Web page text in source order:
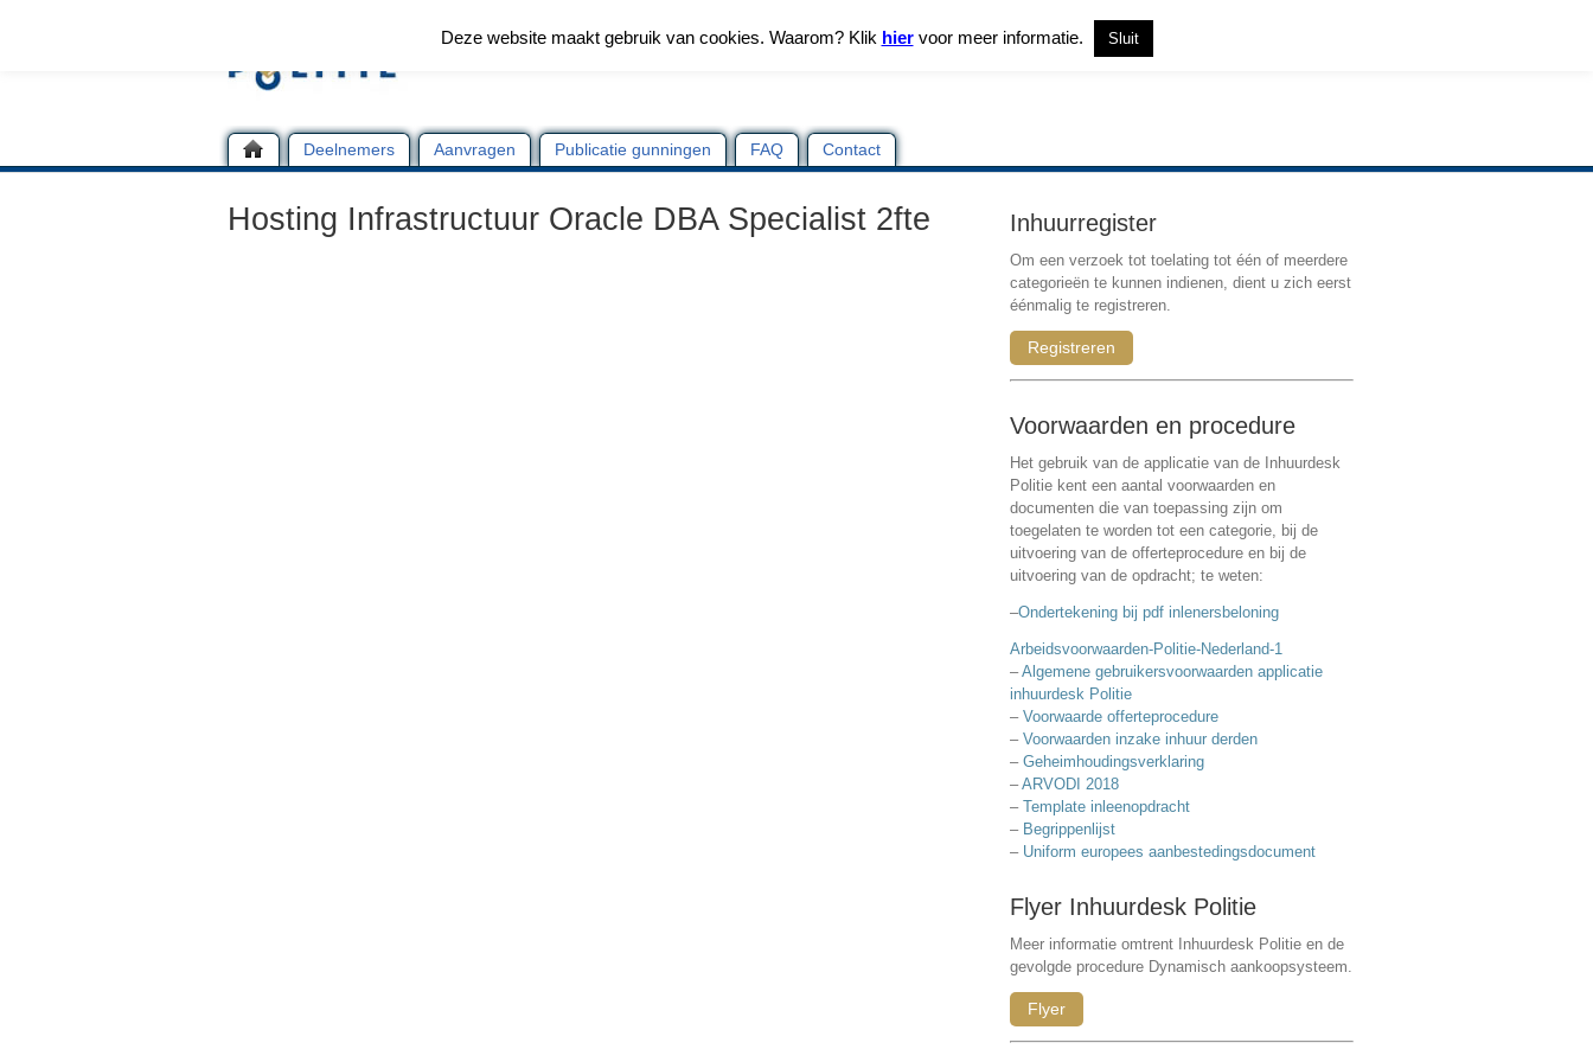
Deelnemers Aanvragen Publicatie gunningen FAQ Contact
Hosting Infrastructuur Oracle DBA Specialist 2fte Inhuurregister
Om een verzoek tot toelating tot één of meerdere
categorieën te kunnen indienen, dient u zich eerst
éénmalig te registreren.
Registreren
Voorwaarden en procedure
Het gebruik van de applicatie van de Inhuurdesk
Politie kent een aantal voorwaarden en
documenten die van toepassing zijn om
toegelaten te worden tot een categorie, bij de
uitvoering van de offerteprocedure en bij de
uitvoering van de opdracht; te weten:
–Ondertekening bij pdf inlenersbeloning
Arbeidsvoorwaarden-Politie-Nederland-1
–Algemene gebruikersvoorwaarden applicatie
inhuurdesk Politie
– Voorwaarde offerteprocedure
– Voorwaarden inzake inhuur derden
– Geheimhoudingsverklaring
–ARVODI 2018
– Template inleenopdracht
– Begrippenlijst
– Uniform europees aanbestedingsdocument
Flyer Inhuurdesk Politie
Meer informatie omtrent Inhuurdesk Politie en de
gevolgde procedure Dynamisch aankoopsysteem.
Flyer
Deze website maakt gebruik van cookies. Waarom? Klik hiervoor meer informatie. Sluit